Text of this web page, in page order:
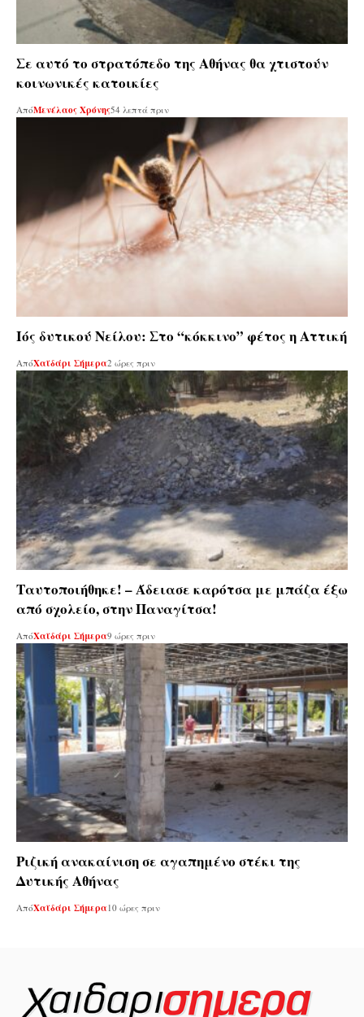
Σε αυτό το στρατόπεδο της Αθήνας θα χτιστούν
κοινωνικές κατοικίες
ΑπόΜενέλαος Χρόνης54 λεπτά πριν
Ιός δυτικού Νείλου: Στο “κόκκινο” φέτος η Αττική
ΑπόΧαϊδάρι Σήμερα2 ώρες πριν
Ταυτοποιήθηκε! – Άδειασε καρότσα με μπάζα έξω
από σχολείο, στην Παναγίτσα!
ΑπόΧαϊδάρι Σήμερα9 ώρες πριν
Ριζική ανακαίνιση σε αγαπημένο στέκι της
Δυτικής Αθήνας
ΑπόΧαϊδάρι Σήμερα10 ώρες πριν